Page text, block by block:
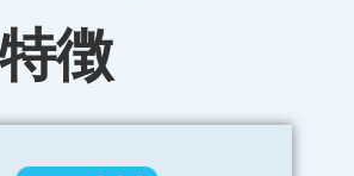
徴